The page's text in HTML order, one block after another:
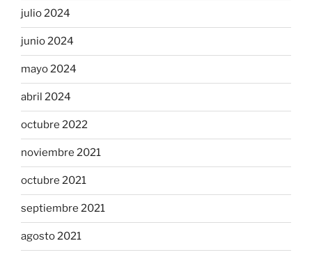
julio 2024
junio 2024
mayo 2024
abril 2024
octubre 2022
noviembre 2021
octubre 2021
septiembre 2021
agosto 2021